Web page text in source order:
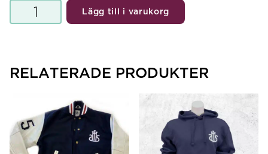
Collegebyxa
unisex
Lägg till i varukorg
RELATERADE PRODUKTER